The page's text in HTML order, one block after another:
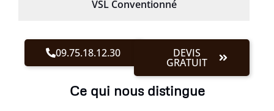
VSL Conventionné
09.75.18.12.30 DEVIS
GRATUIT
Ce qui nous distingue